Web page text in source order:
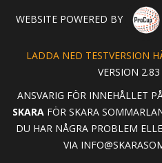
WEBSITE POWERED BY
LADDA NED TESTVERSION
VERSION
ANSVARIG FÖR INNEHÅLLET
SKARA FÖR SKARA
DU HAR NÅGRA PROBLEM
VIA